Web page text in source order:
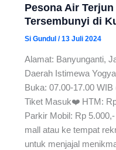
Pesona Air
Tersembunyi di
Si Gundul /13 Juli 2024
Alamat: Banyunganti,
Daerah Istimewa
Buka: 07.00-17.00
Tiket Masuk❤️ HTM:
Parkir Mobil: Rp
mall atau ke tempat
untuk menjajal